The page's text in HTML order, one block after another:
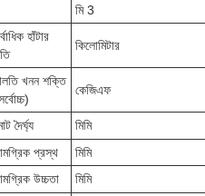
মি 3
হাঁটার
কিলোমিটার
খনন শক্তি
কেজিএফ
দৈর্ঘ্য মিমি
প্রস্থ মিমি
উচ্চতা
মিমি